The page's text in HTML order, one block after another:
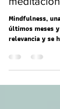
¿Qué es
Plena?
últimos meses y
relevancia y se